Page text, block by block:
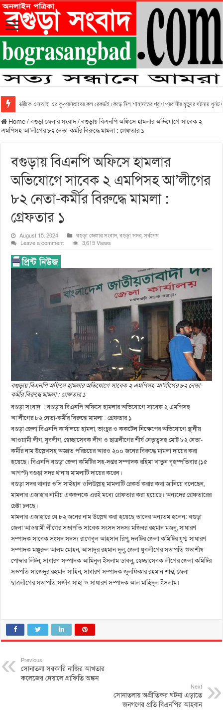
স্ত্রীকে এসআই এর কু-প্রস্তাবের কল রেকর্ডই কেড়ে নিল শাহাদতের প্রাণ প্রবাসীর মৃত্যুর ঘটনায় ধুনট
Home/বগুড়া জেলার সংবাদ/বগুড়ায় বিএনপি অফিসে হামলার অভিযোগে সাবেক ২
এমপিসহ আ’লীগের ৮২ নেতা-কর্মীর বিরুদ্ধে মামলা : গ্রেফতার ১
বগুড়ায় বিএনপি অফিসে হামলার
অভিযোগে সাবেক ২ এমপিসহ আ’লীগের
৮২ নেতা-কর্মীর বিরুদ্ধে মামলা :
গ্রেফতার ১
August 15, 2024 বগুড়া জেলার সংবাদ,বগুড়া সদর,সর্বশেষ
Leave a comment
3,615 Views
বগুড়ায় বিএনপি অফিসে হামলার অভিযোগে সাবেক ২ এমপিসহ আ’লীগের ৮২ নেতা-
কর্মীর বিরুদ্ধে মামলা : গ্রেফতার ১
বগুড়া সংবাদ : বগুড়ায় বিএনপি অফিসে হামলার অভিযোগে সাবেক ২ এমপিসহ
আ’লীগের ৮২ নেতা-কর্মীর বিরুদ্ধে মামলা : গ্রেফতার ১
বগুড়া জেলা বিএনপি কার্যালয়ে হামলা, ভাংচুর ও ককটেল নিক্ষেপের অভিযোগে স্থানীয়
আওয়ামী লীগ, যুবলীগ, স্বেচ্ছাসেবক লীগ ও ছাত্রলীগের শীর্ষ নেতৃত্বসহ মোট ৮২ নেতা-
কর্মীর নাম উল্লেখসহ অজ্ঞাত পরিচয়ের আরও ২০০ জনের বিরুদ্ধে মামলা দায়ের করা
হয়েছে। বিএনপি বগুড়া জেলা কমিটির সহ-দপ্তর সম্পাদক রহিমা খাতুন বৃহস্পতিবার (১৫
আগস্ট) বগুড়া সদর থানায় মামলাটি দায়ের করেন।
বগুড়া সদর থানার ওসি সাইহান ওলিউল্লাহ্ মামলাটি রেকর্ড করার কথা জানিয়ে বলেছেন,
মামলার এজাহার নামীয় একজনকে এরই মধ্যে গ্রেফতার করা হয়েছে। অন্যদের গ্রেফতারের
চেষ্টা চলছে।
মামলার এজাহারে যে ৮২ জনের নাম উল্লেখ করা হয়েছে তাদের অন্যতম হলেন: বগুড়া
জেলা আওয়ামী লীগের সভাপতি সাবেক সংসদ সদস্য মজিবর রহমান মজনু, সাধারণ
সম্পাদক সাবেক সংসদ সদস্য রাগেবুল আহসান রিপু, দলটির জেলা কমিটির যুগ্ম সাধারণ
সম্পাদক মঞ্জুরুল আলম মোহন, আসাদুর রহমান দুলু, জেলা যুবলীগের সভাপতি শুভাশীষ
পোদ্দার লিটন, সাধারণ সম্পাদক আমিনুল ইসলাম ডাবলু, স্বেচ্ছাসেবক লীগের জেলা কমিটির
সভপতি সাজেদুর রহমান সাহিন, সাধারণ সম্পাদক জুলফিকার রহমান শান্ত, জেলা
ছাত্রলীগের সভাপতি সজীব সাহা ও সাধারণ সম্পাদক আল মাহিদুল ইসলাম।
Previous
সোনাতলা সরকারি নাজির আখতার
কলেজের দেয়ালে গ্রাফিতি অঙ্কন
Next
সোনাতলায় অপ্রীতিকর ঘটনা এড়াতে
জনগণের প্রতি বিএনপির আহবান